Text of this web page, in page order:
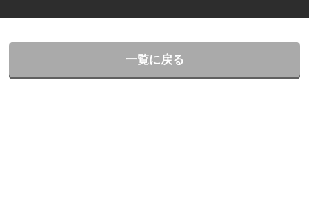
一覧に戻る